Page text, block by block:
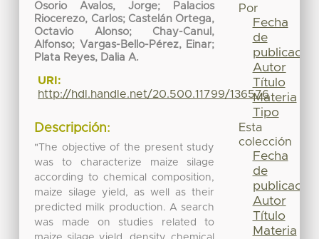
Osorio Avalos, Jorge; Palacios
Riocerezo, Carlos; Castelán Ortega,
Octavio Alonso; Chay-Canul,
Alfonso; Vargas-Bello-Pérez, Einar;
Plata Reyes, Dalia A.
URI:
http://hdl.handle.net/20.500.11799/136576
Descripción:
"The objective of the present study
was to characterize maize silage
according to chemical composition,
maize silage yield, as well as their
predicted milk production. A search
was made on studies related to
Por
Fecha
de
publicación
Autor
Título
Materia
Tipo
Esta
colección
Fecha
de
publicación
Autor
Título
Materia